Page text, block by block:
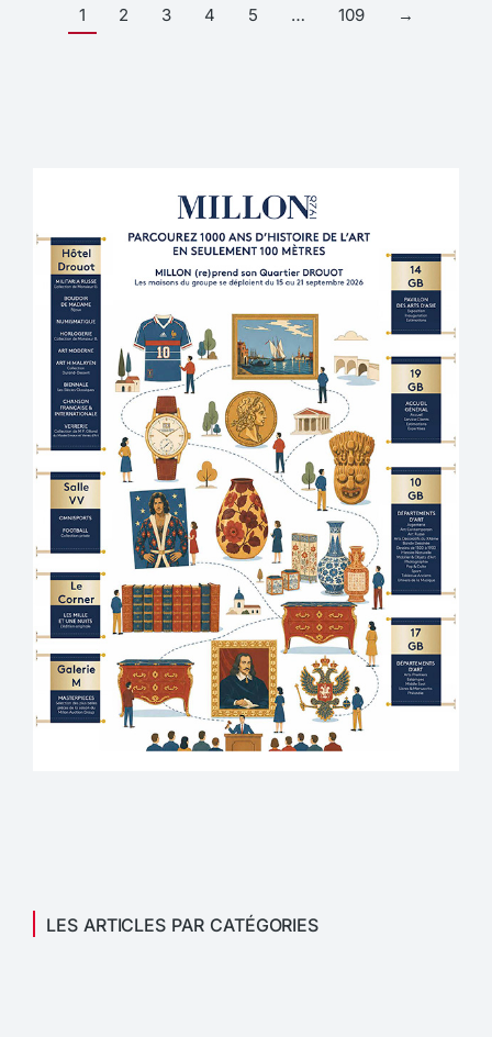
1 2 3 4 5 … 109 →
LES ARTICLES PAR CATÉGORIES